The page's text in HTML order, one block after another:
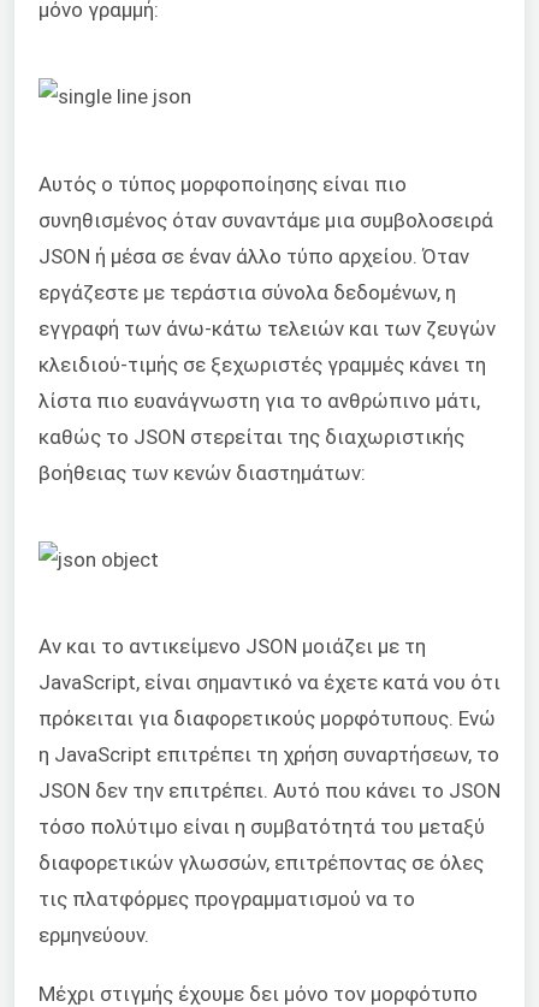
μόνο γραμμή:
Αυτός ο τύπος μορφοποίησης είναι πιο
συνηθισμένος όταν συναντάμε μια συμβολοσειρά
JSON ή μέσα σε έναν άλλο τύπο αρχείου. Όταν
εργάζεστε με τεράστια σύνολα δεδομένων, η
εγγραφή των άνω-κάτω τελειών και των ζευγών
κλειδιού-τιμής σε ξεχωριστές γραμμές κάνει τη
λίστα πιο ευανάγνωστη για το ανθρώπινο μάτι,
καθώς το JSON στερείται της διαχωριστικής
βοήθειας των κενών διαστημάτων:
Αν και το αντικείμενο JSON μοιάζει με τη
JavaScript, είναι σημαντικό να έχετε κατά νου ότι
πρόκειται για διαφορετικούς μορφότυπους. Ενώ
η JavaScript επιτρέπει τη χρήση συναρτήσεων, το
JSON δεν την επιτρέπει. Αυτό που κάνει το JSON
τόσο πολύτιμο είναι η συμβατότητά του μεταξύ
διαφορετικών γλωσσών, επιτρέποντας σε όλες
τις πλατφόρμες προγραμματισμού να το
ερμηνεύουν.
Μέχρι στιγμής έχουμε δει μόνο τον μορφότυπο